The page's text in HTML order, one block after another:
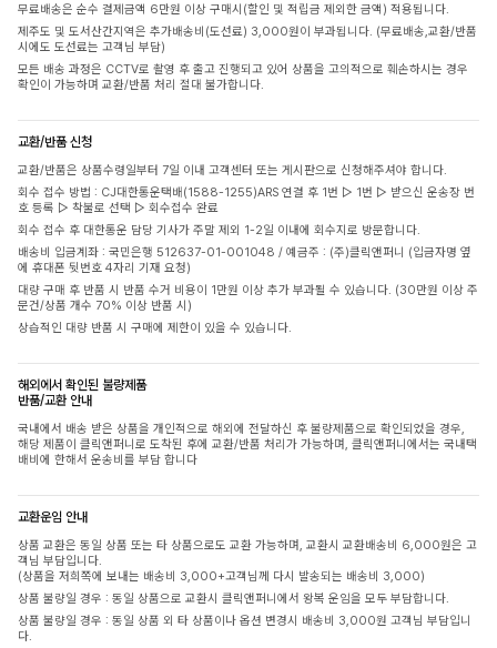
무료배송은 순수 결제금액 6만원 이상 구매시(할인 및 적립금 제외한 금액) 적용됩니다.
제주도 및 도서산간지역은 추가배송비(도선료) 3,000원이 부과됩니다. (무료배송,교환/반품
시에도 도선료는 고객님 부담)
모든 배송 과정은 CCTV로 촬영 후 출고 진행되고 있어 상품을 고의적으로 훼손하시는 경우
확인이 가능하며 교환/반품 처리 절대 불가합니다.
교환/반품 신청
교환/반품은 상품수령일부터 7일 이내 고객센터 또는 게시판으로 신청해주셔야 합니다.
회수 접수 방법 : CJ대한통운택배(1588-1255)ARS 연결 후 1번 ▷ 1번 ▷ 받으신 운송장 번
호 등록 ▷ 착불로 선택 ▷ 회수접수 완료
회수 접수 후 대한통운 담당 기사가 주말 제외 1-2일 이내에 회수지로 방문합니다.
배송비 입금계좌 : 국민은행 512637-01-001048 / 예금주 : (주)클릭앤퍼니 (입금자명 옆
에 휴대폰 뒷번호 4자리 기재 요청)
대량 구매 후 반품 시 반품 수거 비용이 1만원 이상 추가 부과될 수 있습니다. (30만원 이상 주
문건/상품 개수 70% 이상 반품 시)
상습적인 대량 반품 시 구매에 제한이 있을 수 있습니다.
해외에서 확인된 불량제품
반품/교환 안내
국내에서 배송 받은 상품을 개인적으로 해외에 전달하신 후 불량제품으로 확인되었을 경우,
해당 제품이 클릭앤퍼니로 도착된 후에 교환/반품 처리가 가능하며, 클릭앤퍼니에서는 국내택
배비에 한해서 운송비를 부담 합니다
교환운임 안내
상품 교환은 동일 상품 또는 타 상품으로도 교환 가능하며, 교환시 교환배송비 6,000원은 고
객님 부담입니다.
(상품을 저희쪽에 보내는 배송비 3,000+고객님께 다시 발송되는 배송비 3,000)
상품 불량일 경우 : 동일 상품으로 교환시 클릭앤퍼니에서 왕복 운임을 모두 부담합니다.
상품 불량일 경우 : 동일 상품 외 타 상품이나 옵션 변경시 배송비 3,000원 고객님 부담입니
다.